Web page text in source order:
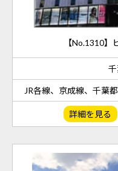
【No.1310
JR各線、京成線、千葉
詳細を見る